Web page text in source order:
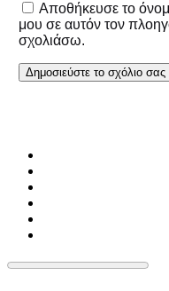
Αποθήκευσε το
μου σε αυτόν τον
σχολιάσω.